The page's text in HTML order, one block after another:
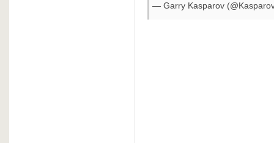
— Garry Kasparov